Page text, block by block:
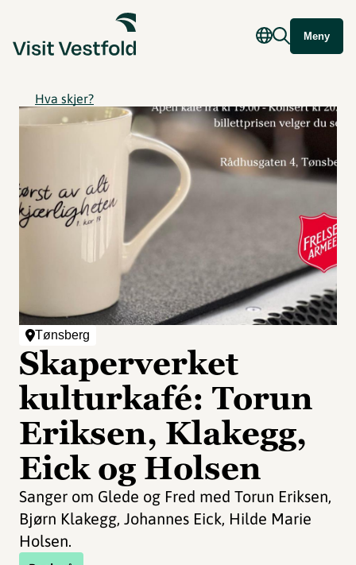
Meny
Hva skjer?
Tønsberg
Skaperverket
kulturkafé: Torun
Eriksen, Klakegg,
Eick og Holsen
Sanger om Glede og Fred med Torun Eriksen,
Bjørn Klakegg, Johannes Eick, Hilde Marie
Holsen.